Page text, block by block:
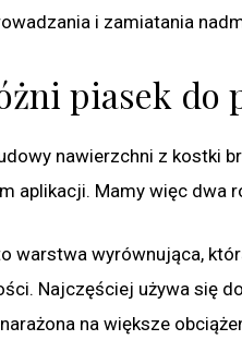
i zamiatania
piasek do
nawierzchni z kostki
aplikacji. Mamy więc dwa
warstwa wyrównująca,
Najczęściej używa się
na większe